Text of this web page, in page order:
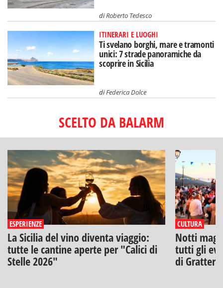
diRoberto Tedesco
ITINERARI E LUOGHI
Ti svelano borghi, mare e tramonti
unici: 7 strade panoramiche da
scoprire in Sicilia
diFederica Dolce
SCELTO DA BALARM
ESPERIENZE
La Sicilia del vino diventa viaggio:
tutte le cantine aperte per "Calici di
Stelle 2026"
CULTURA
Notti
tutti gli
di Gratteri